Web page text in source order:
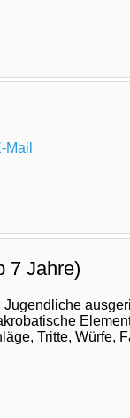
Mail
7 Jahre)
Tritte, Würfe,